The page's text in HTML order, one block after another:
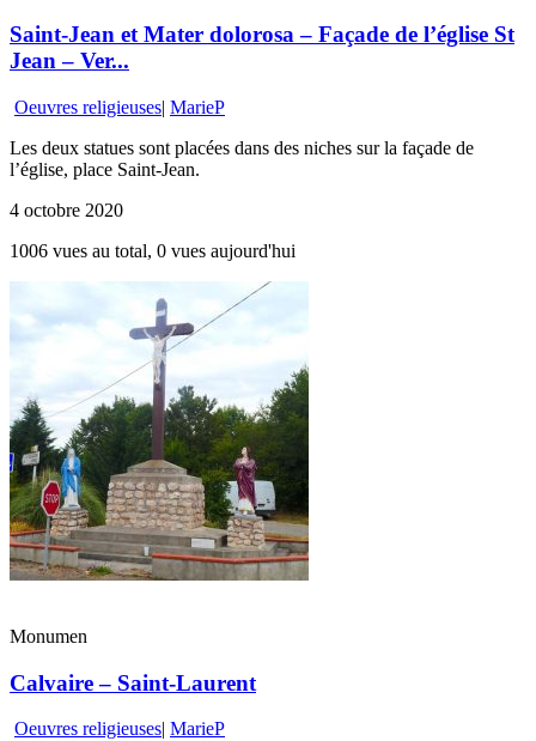
Saint-Jean et Mater dolorosa – Façade de l’église St
Jean – Ver...
Oeuvres religieuses| MarieP
Les deux statues sont placées dans des niches sur la façade de
l’église, place Saint-Jean.
4 octobre 2020
1006 vues au total, 0 vues aujourd'hui
Monumen
Calvaire – Saint-Laurent
Oeuvres religieuses| MarieP